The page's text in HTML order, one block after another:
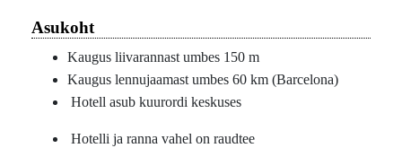
Asukoht
Kaugus liivarannast umbes 150 m
Kaugus lennujaamast umbes 60 km (Barcelona)
Hotell asub kuurordi keskuses
Hotelli ja ranna vahel on raudtee